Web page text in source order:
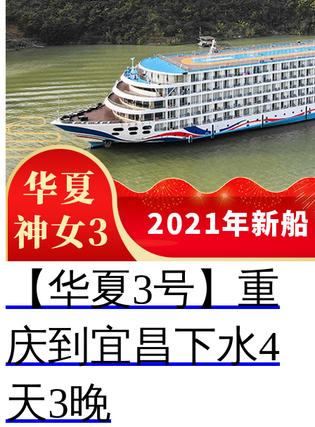
【华夏3号】重
庆到宜昌下水4
天3晚